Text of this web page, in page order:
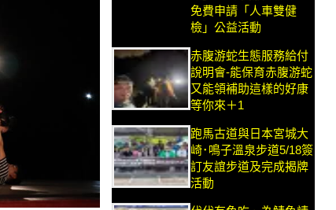
免費申請「人車雙健
檢」公益活動
赤腹游蛇生態服務給付
說明會-能保育赤腹游蛇
又能領補助這樣的好康
等你來＋1
跑馬古道與日本宮城大
崎･鳴子溫泉步道5/18簽
訂友誼步道及完成揭牌
活動